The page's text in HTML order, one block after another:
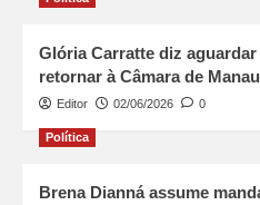
Glória Carratte diz
retornar à Câmara de
Editor 02/06/2026 0
Política
Brena Dianná assume